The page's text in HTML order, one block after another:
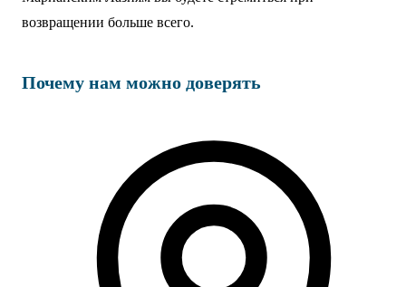
возвращении больше всего.
Почему нам можно доверять